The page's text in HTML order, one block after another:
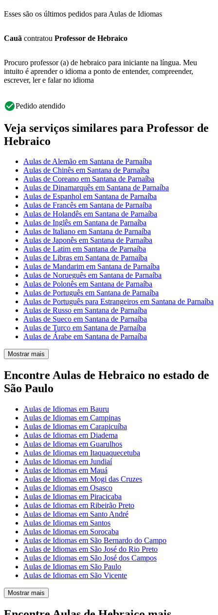
Esses são os últimos pedidos para Aulas de Idiomas
Cauã contratou Professor de Hebraico
Procuro professor (a) de hebraico para iniciante na língua. Meu
intuito é aprender o idioma a ponto de entender, compreender,
escrever, ler e falar no idioma
Pedido atendido
Veja serviços similares para Professor de
Hebraico
Aulas de Alemão em Santana de Parnaíba
Aulas de Chinês em Santana de Parnaíba
Aulas de Coreano em Santana de Parnaíba
Aulas de Dinamarquês em Santana de Parnaíba
Aulas de Espanhol em Santana de Parnaíba
Aulas de Francês em Santana de Parnaíba
Aulas de Holandês em Santana de Parnaíba
Aulas de Inglês em Santana de Parnaíba
Aulas de Italiano em Santana de Parnaíba
Aulas de Japonês em Santana de Parnaíba
Aulas de Latim em Santana de Parnaíba
Aulas de Libras em Santana de Parnaíba
Aulas de Mandarim em Santana de Parnaíba
Aulas de Norueguês em Santana de Parnaíba
Aulas de Polonês em Santana de Parnaíba
Aulas de Português em Santana de Parnaíba
Aulas de Português para Estrangeiros em Santana de Parnaíba
Aulas de Russo em Santana de Parnaíba
Aulas de Sueco em Santana de Parnaíba
Aulas de Turco em Santana de Parnaíba
Aulas de Árabe em Santana de Parnaíba
Mostrar mais
Encontre Aulas de Hebraico no estado de
São Paulo
Aulas de Idiomas em Bauru
Aulas de Idiomas em Campinas
Aulas de Idiomas em Carapicuíba
Aulas de Idiomas em Diadema
Aulas de Idiomas em Guarulhos
Aulas de Idiomas em Itaquaquecetuba
Aulas de Idiomas em Jundiaí
Aulas de Idiomas em Mauá
Aulas de Idiomas em Mogi das Cruzes
Aulas de Idiomas em Osasco
Aulas de Idiomas em Piracicaba
Aulas de Idiomas em Ribeirão Preto
Aulas de Idiomas em Santo André
Aulas de Idiomas em Santos
Aulas de Idiomas em Sorocaba
Aulas de Idiomas em São Bernardo do Campo
Aulas de Idiomas em São José do Rio Preto
Aulas de Idiomas em São José dos Campos
Aulas de Idiomas em São Paulo
Aulas de Idiomas em São Vicente
Mostrar mais